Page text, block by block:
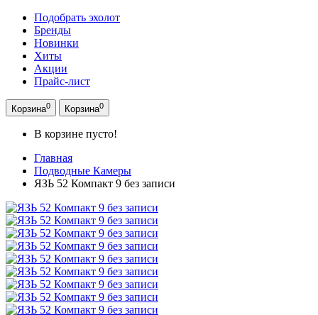
Подобрать эхолот
Бренды
Новинки
Хиты
Акции
Прайс-лист
Корзина0 Корзина0
В корзине пусто!
Главная
Подводные Камеры
ЯЗЬ 52 Компакт 9 без записи